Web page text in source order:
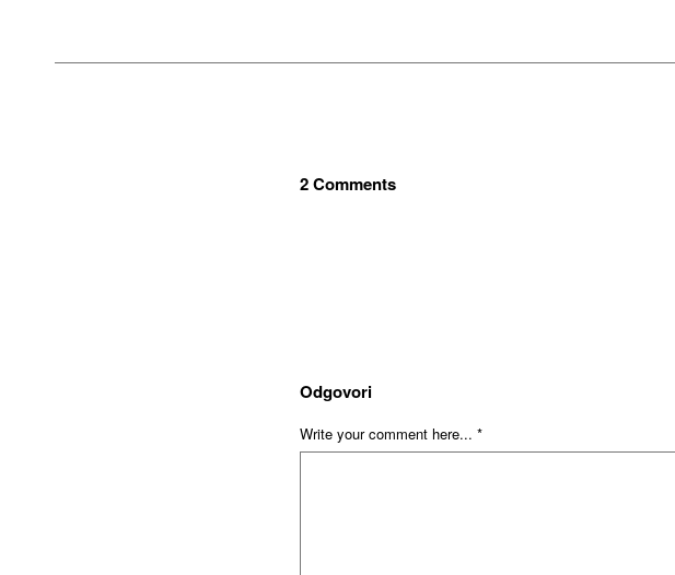
2 Comments
Odgovori
Write your comment here... *